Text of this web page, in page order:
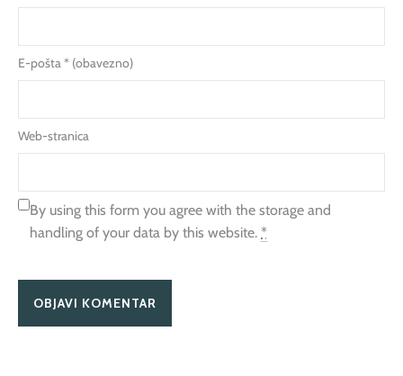
E-pošta* (obavezno)
Web-stranica
By using this form you agree with the storage and
handling of your data by this website. *